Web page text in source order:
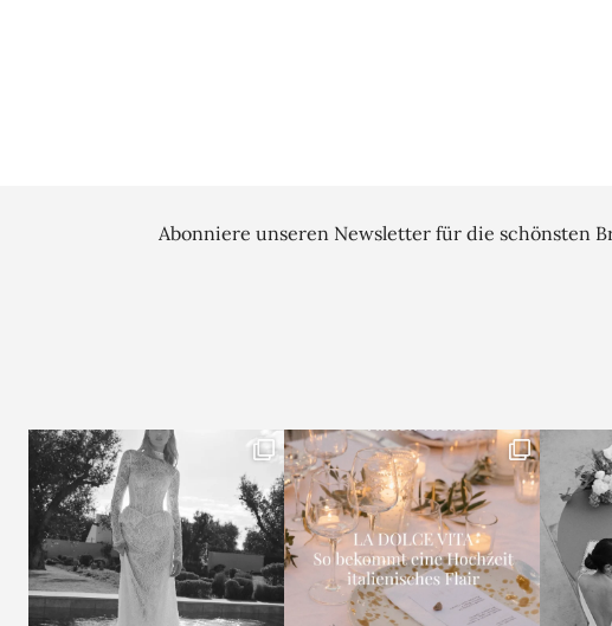
Abonniere unseren Newsletter für die schönsten